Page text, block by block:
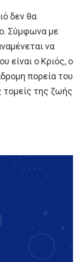
δεν θα
Σύμφωνα με
να
είναι ο Κριός, ο
πορεία του
τομείς της ζωής